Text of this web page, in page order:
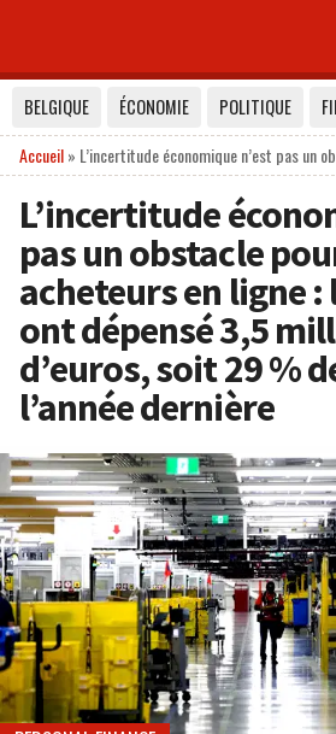
BELGIQUE ÉCONOMIE POLITIQUE
Accueil» L’incertitude économique n’est pas un
L’incertitude
pas un obstacle
acheteurs en ligne :
ont dépensé 3,5
d’euros, soit 29 %
l’année dernière